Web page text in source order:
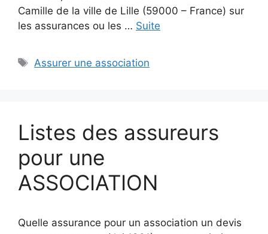
Camille de la ville de Lille (59000 – France) sur
les assurances ou les … Suite
Étiquettes
Assurer une association
Listes des assureurs
pour une
ASSOCIATION
Quelle assurance pour un association un devis